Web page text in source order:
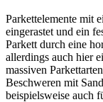
Parkettelemente mit
eingerastet und ein
Parkett durch eine
allerdings auch hier
massiven
Beschweren mit
beispielsweise auch